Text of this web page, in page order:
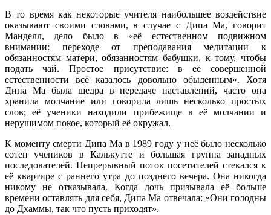
В то время как некоторые учителя наибольшее воздействие
оказывают своими словами, в случае с Дипа Ма, говорит
Манделл, дело было в «её естественном подвижном
внимании: переходе от преподавания медитации к
обязанностям матери, обязанностям бабушки, к тому, чтобы
подать чай. Простое присутствие: в её совершенной
естественности всё казалось довольно обыденным». Хотя
Дипа Ма была щедра в передаче наставлений, часто она
хранила молчание или говорила лишь несколько простых
слов; её ученики находили прибежище в её молчании и
нерушимом покое, который её окружал.
К моменту смерти Дипа Ма в 1989 году у неё было несколько
сотен учеников в Калькутте и большая группа западных
последователей. Непрерывный поток посетителей стекался к
её квартире с раннего утра до позднего вечера. Она никогда
никому не отказывала. Когда дочь призывала её больше
времени оставлять для себя, Дипа Ма отвечала: «Они голодны
до Дхаммы, так что пусть приходят».